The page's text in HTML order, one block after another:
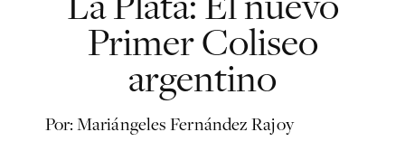
Primer Coliseo
argentino
Por: Mariángeles Fernández Rajoy